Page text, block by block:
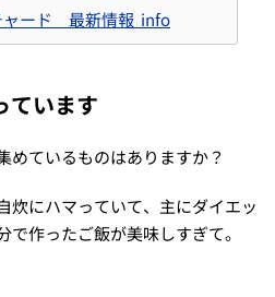
ャード 最新情報 info
ています
ているものはありますか？
にハマっていて、主にダイエッ
で作ったご飯が美味しすぎて。